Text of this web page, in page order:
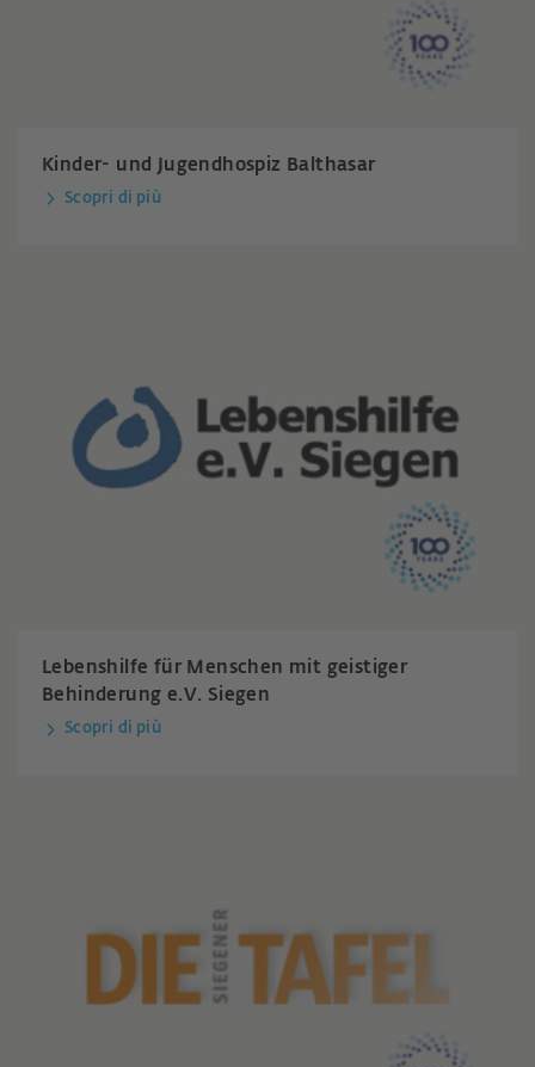
Kinder- und Jugendhospiz Balthasar
Scopri di più
Lebenshilfe für Menschen mit geistiger
Behinderung e.V. Siegen
Scopri di più